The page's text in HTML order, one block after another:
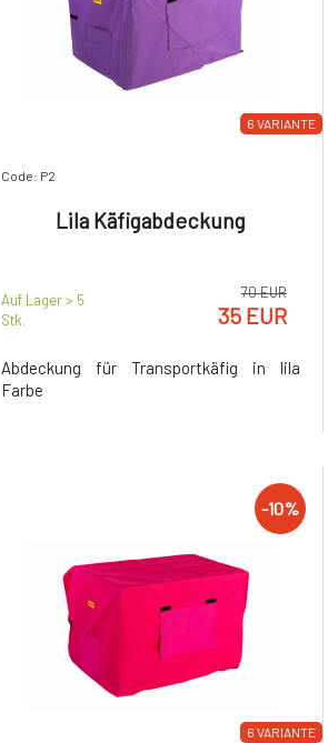
6 VARIANTE
Code: P2
Lila Käfigabdeckung
Auf Lager > 5
Stk.
70 EUR
35 EUR
Abdeckung für Transportkäfig in lila
Farbe
6 VARIANTE
-10%